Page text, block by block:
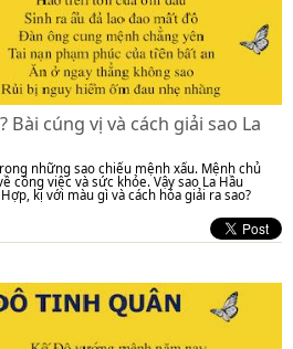
Bài cúng vị và cách giải sao La
những sao chiếu mệnh xấu. Mệnh chủ
công việc và sức khỏe. Vậy sao La Hầu
kị với màu gì và cách hóa giải ra sao?